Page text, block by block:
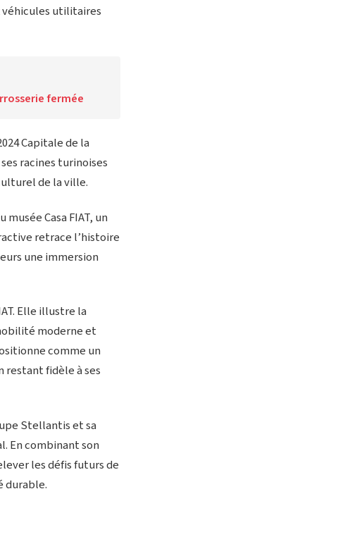
véhicules utilitaires
fermée
Capitale de la
racines turinoises
de la ville.
Casa FIAT, un
retrace l’histoire
une immersion
Elle illustre la
moderne et
comme un
fidèle à ses
Stellantis et sa
En combinant son
les défis futurs de
durable.